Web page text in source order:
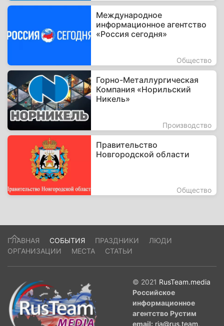
Международное
информационное агентство
«Россия сегодня»
Общество
Горно-Металлургическая
Компания «Норильский
Никель»
Производство
Правительство
Новгородской области
Общество
ГЛАВНАЯ СОБЫТИЯ ПРАЗДНИКИ
ЛЮДИ
ОРГАНИЗАЦИИ
МЕСТА СТАТЬИ
© 2021 RusTeam.media
Российское
информационное
агентство Рустим
email: ria@rus.team.